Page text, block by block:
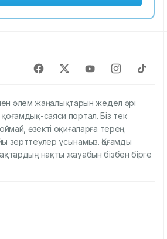
әлем жаңалықтарын жедел әрі
саяси портал. Біз тек
өзекті оқиғаларға терең
зерттеулер ұсынамыз. Қоғамды
нақты жауабын бізбен бірге